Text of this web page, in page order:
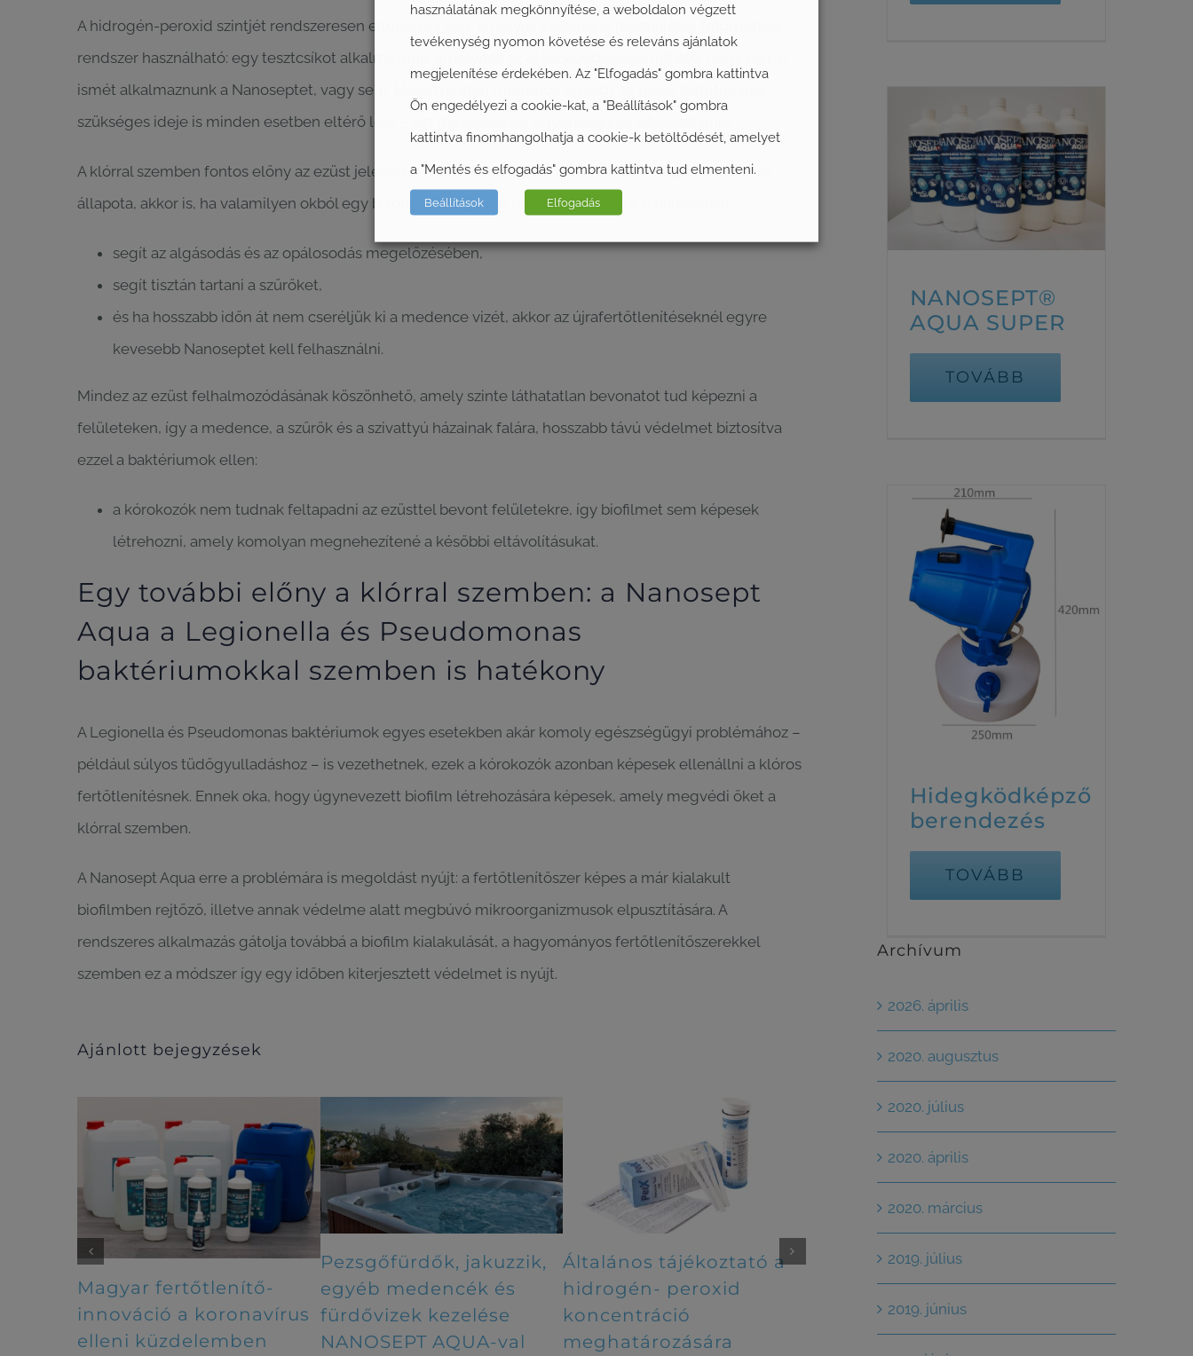
A hidrogén-peroxid szintjét rendszeresen ellenőrizni kell, amelyre a klórnál is használatos fotometriás
rendszer használható: egy tesztcsíkot alkalmazunk, amelynek az elszíneződéséből látható, hogy kell-e
ismét alkalmaznunk a Nanoseptet, vagy sem. Mivel minden medence egyedi, az újabb fertőtlenítés
szükséges ideje is minden esetben eltérő lesz – ezt mindenkinek egyénileg kell kitapasztalnia.
A klórral szemben fontos előny az ezüst jelenléte, amellyel hosszabb távon jobban megőrizhető a víz
állapota, akkor is, ha valamilyen okból egy bizonyos ideig nem fertőtlenítünk újra. A nanoezüst:
segít az algásodás és az opálosodás megelőzésében,
segít tisztán tartani a szűrőket,
és ha hosszabb időn át nem cseréljük ki a medence vizét, akkor az újrafertőtlenítéseknél egyre
kevesebb Nanoseptet kell felhasználni.
Mindez az ezüst felhalmozódásának köszönhető, amely szinte láthatatlan bevonatot tud képezni a
felületeken, így a medence, a szűrők és a szivattyú házainak falára, hosszabb távú védelmet biztosítva
ezzel a baktériumok ellen:
a kórokozók nem tudnak feltapadni az ezüsttel bevont felületekre, így biofilmet sem képesek
létrehozni, amely komolyan megnehezítené a későbbi eltávolításukat.
Egy további előny a klórral szemben: a Nanosept
Aqua a Legionella és Pseudomonas
baktériumokkal szemben is hatékony
A Legionella és Pseudomonas baktériumok egyes esetekben akár komoly egészségügyi problémához –
például súlyos tüdőgyulladáshoz – is vezethetnek, ezek a kórokozók azonban képesek ellenállni a klóros
fertőtlenítésnek. Ennek oka, hogy úgynevezett biofilm létrehozására képesek, amely megvédi őket a
klórral szemben.
A Nanosept Aqua erre a problémára is megoldást nyújt: a fertőtlenítőszer képes a már kialakult
biofilmben rejtőző, illetve annak védelme alatt megbúvó mikroorganizmusok elpusztítására. A
rendszeres alkalmazás gátolja továbbá a biofilm kialakulását, a hagyományos fertőtlenítőszerekkel
szemben ez a módszer így egy időben kiterjesztett védelmet is nyújt.
Ajánlott bejegyzések
Pezsgőfürdők, jakuzzik,
egyéb medencék és
fürdővizek kezelése
NANOSEPT AQUA-val
Általános tájékoztató a
hidrogén- peroxid
koncentráció
meghatározására
Pezsgőfürdők, jakuzzik,
egyéb medencék és
fürdővizek kezelése
NANOSEPT AQUA
Magyar fertőtlenítő-
innováció a koronavírus
elleni küzdelemben
egyéb
NANOSEPT
NANOSEPT®
AQUA SUPER
NANOSEPT®
AQUA SUPER
TOVÁBB
berendezés
Hidegködképző
berendezés
TOVÁBB
Archívum
2026. április
2020. augusztus
2020. július
2020. április
2020. március
2019. július
2019. június
használatának megkönnyítése, a weboldalon végzett
tevékenység nyomon követése és releváns ajánlatok
megjelenítése érdekében. Az "Elfogadás" gombra kattintva
Ön engedélyezi a cookie-kat, a "Beállítások" gombra
kattintva finomhangolhatja a cookie-k betöltődését, amelyet
a "Mentés és elfogadás" gombra kattintva tud elmenteni.
Beállítások Elfogadás